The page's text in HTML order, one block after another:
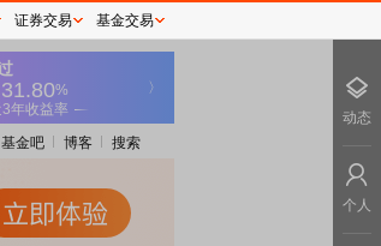
基金吧 博客 搜索
证券交易 基金交易
动态
个人